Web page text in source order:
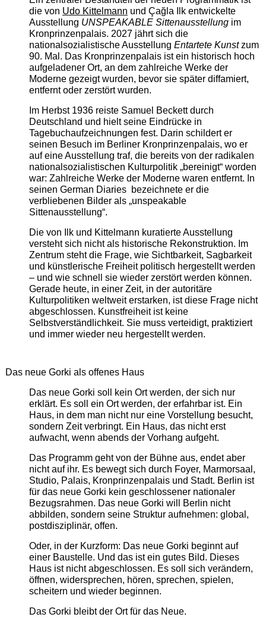
die von Udo Kittelmann und Çağla Ilk entwickelte
Ausstellung UNSPEAKABLE Sittenausstellungim
Kronprinzenpalais. 2027 jährt sich die
nationalsozialistische Ausstellung Entartete Kunstzum
90. Mal. Das Kronprinzenpalais ist ein historisch hoch
aufgeladener Ort, an dem zahlreiche Werke der
Moderne gezeigt wurden, bevor sie später diffamiert,
entfernt oder zerstört wurden.
Im Herbst 1936 reiste Samuel Beckett durch
Deutschland und hielt seine Eindrücke in
Tagebuchaufzeichnungen fest. Darin schildert er
seinen Besuch im Berliner Kronprinzenpalais, wo er
auf eine Ausstellung traf, die bereits von der radikalen
nationalsozialistischen Kulturpolitik „bereinigt“ worden
war: Zahlreiche Werke der Moderne waren entfernt. In
seinen German Diaries bezeichnete er die
verbliebenen Bilder als „unspeakable
Sittenausstellung“.
Die von Ilk und Kittelmann kuratierte Ausstellung
versteht sich nicht als historische Rekonstruktion. Im
Zentrum steht die Frage, wie Sichtbarkeit, Sagbarkeit
und künstlerische Freiheit politisch hergestellt werden
– und wie schnell sie wieder zerstört werden können.
Gerade heute, in einer Zeit, in der autoritäre
Kulturpolitiken weltweit erstarken, ist diese Frage nicht
abgeschlossen. Kunstfreiheit ist keine
Selbstverständlichkeit. Sie muss verteidigt, praktiziert
und immer wieder neu hergestellt werden.
Das neue Gorki als offenes Haus
Das neue Gorki soll kein Ort werden, der sich nur
erklärt. Es soll ein Ort werden, der erfahrbar ist. Ein
Haus, in dem man nicht nur eine Vorstellung besucht,
sondern Zeit verbringt. Ein Haus, das nicht erst
aufwacht, wenn abends der Vorhang aufgeht.
Das Programm geht von der Bühne aus, endet aber
nicht auf ihr. Es bewegt sich durch Foyer, Marmorsaal,
Studio, Palais, Kronprinzenpalais und Stadt. Berlin ist
für das neue Gorki kein geschlossener nationaler
Bezugsrahmen. Das neue Gorki will Berlin nicht
abbilden, sondern seine Struktur aufnehmen: global,
postdisziplinär, offen.
Oder, in der Kurzform: Das neue Gorki beginnt auf
einer Baustelle. Und das ist ein gutes Bild. Dieses
Haus ist nicht abgeschlossen. Es soll sich verändern,
öffnen, widersprechen, hören, sprechen, spielen,
scheitern und wieder beginnen.
Das Gorki bleibt der Ort für das Neue.